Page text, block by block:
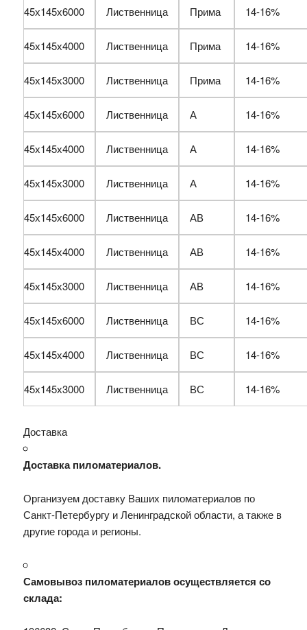
45х145х6000 Лиственница Прима 14-16%
45х145х4000 Лиственница Прима 14-16%
45х145х3000 Лиственница Прима 14-16%
45х145х6000 Лиственница А 14-16%
45х145х4000 Лиственница А 14-16%
45х145х3000 Лиственница А 14-16%
45х145х6000 Лиственница АВ 14-16%
45х145х4000 Лиственница АВ 14-16%
45х145х3000 Лиственница АВ 14-16%
45х145х6000 Лиственница ВС 14-16%
45х145х4000 Лиственница ВС 14-16%
45х145х3000 Лиственница ВС 14-16%
Доставка
Доставка пиломатериалов.
Организуем доставку Ваших пиломатериалов по
Санкт-Петербургу и Ленинградской области, а также в
другие города и регионы.
Самовывоз пиломатериалов осуществляется со
склада: